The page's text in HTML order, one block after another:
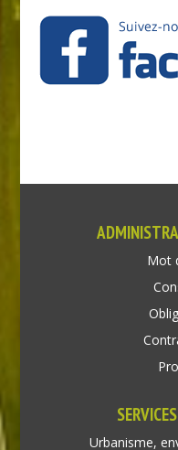
Mot
Urbanisme,